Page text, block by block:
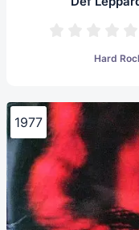
Hard
1977